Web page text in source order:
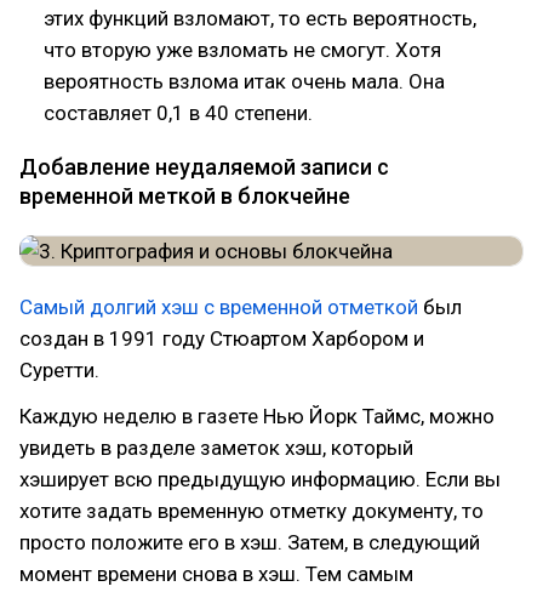
этих функций взломают, то есть вероятность,
что вторую уже взломать не смогут. Хотя
вероятность взлома итак очень мала. Она
составляет 0,1 в 40 степени.
Добавление неудаляемой записи с
временной меткой в блокчейне
Самый долгий хэш с временной отметкой был
создан в 1991 году Стюартом Харбором и
Суретти.
Каждую неделю в газете Нью Йорк Таймс, можно
увидеть в разделе заметок хэш, который
хэширует всю предыдущую информацию. Если вы
хотите задать временную отметку документу, то
просто положите его в хэш. Затем, в следующий
момент времени снова в хэш. Тем самым